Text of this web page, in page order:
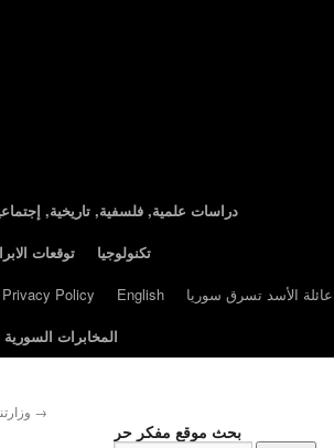
,دراسات علمية, فلسفية, تاريخية,
توقعات
تكنولوجيا
Policy English
عائلة الأسد تسرق سوريا
المخابرات
→
بحث موقع مفكر حر